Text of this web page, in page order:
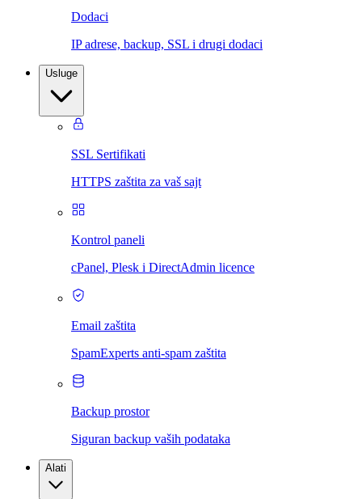
Dodaci
IP adrese, backup, SSL i drugi dodaci
Usluge
SSL Sertifikati
HTTPS zaštita za vaš sajt
Kontrol paneli
cPanel, Plesk i DirectAdmin licence
Email zaštita
SpamExperts anti-spam zaštita
Backup prostor
Siguran backup vaših podataka
Alati